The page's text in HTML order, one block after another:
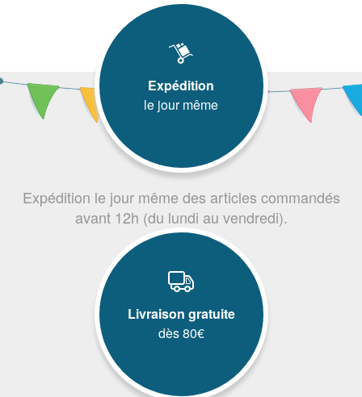
Expédition
le jour même
Expédition le jour même des articles commandés
avant 12h (du lundi au vendredi).
Livraison gratuite
dès 80€